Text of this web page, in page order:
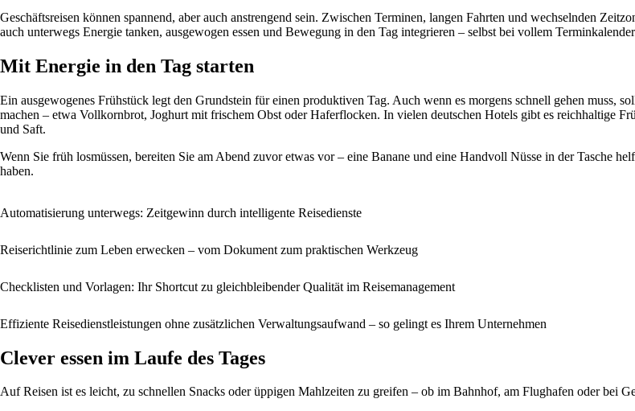
Geschäftsreisen können spannend, aber auch anstrengend sein. Zwischen Terminen, langen Fahrten und wechselnden
auch unterwegs Energie tanken, ausgewogen essen und Bewegung in den Tag integrieren – selbst bei vollem
Mit Energie in den Tag starten
Ein ausgewogenes Frühstück legt den Grundstein für einen produktiven Tag. Auch wenn es morgens schnell gehen muss,
machen – etwa Vollkornbrot, Joghurt mit frischem Obst oder Haferflocken. In vielen deutschen Hotels gibt es reichhaltige
und Saft.
Wenn Sie früh losmüssen, bereiten Sie am Abend zuvor etwas vor – eine Banane und eine Handvoll Nüsse in der Tasche
haben.
Automatisierung unterwegs: Zeitgewinn durch intelligente Reisedienste
Reiserichtlinie zum Leben erwecken – vom Dokument zum praktischen Werkzeug
Checklisten und Vorlagen: Ihr Shortcut zu gleichbleibender Qualität im Reisemanagement
Effiziente Reisedienstleistungen ohne zusätzlichen Verwaltungsaufwand – so gelingt es Ihrem Unternehmen
Clever essen im Laufe des Tages
Auf Reisen ist es leicht, zu schnellen Snacks oder üppigen Mahlzeiten zu greifen – ob im Bahnhof, am Flughafen oder bei